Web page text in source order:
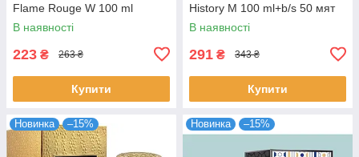
Flame Rouge W 100 ml
В наявності
223 ₴ 263 ₴
Купити
History M 100 ml+b/s 50 мят
В наявності
291 ₴ 343 ₴
Купити
Новинка –15% Новинка –15%